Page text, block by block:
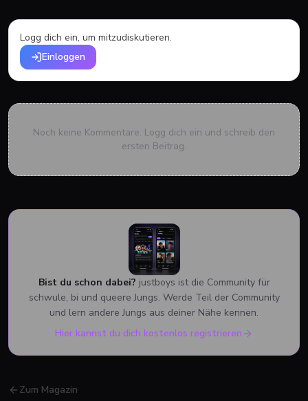
Logg dich ein, um mitzudiskutieren.
Einloggen
Noch keine Kommentare. Logg dich ein und schreib den
ersten Beitrag.
Bist du schon dabei? justboys ist die Community für
schwule, bi und queere Jungs. Werde Teil der Community
und lern andere Jungs aus deiner Nähe kennen.
Hier kannst du dich kostenlos registrieren
Zum Magazin